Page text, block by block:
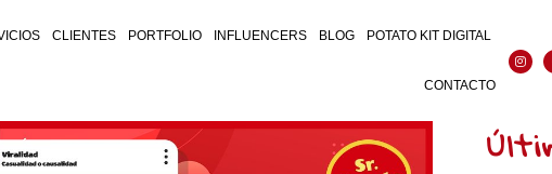
CLIENTES PORTFOLIO INFLUENCERS BLOG POTATO KIT DIGITAL
CONTACTO